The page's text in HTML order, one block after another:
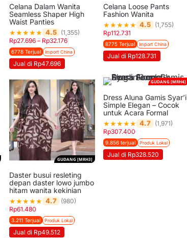
Celana Dalam Wanita
Seamless Shaper High
Waist Panties
★★★★★ 4.5 (1,355)
Rp27.696 – Rp32.176
6778 Terjual Import China
Jual di Rp47.696
Celana Loose Pants
Fashion Wanita
★★★★★ 4.5 (1,755)
Rp112.731
8775 Terjual Import China
Jual di Rp128.731
GUDANG [MRH3]
Daster busui resleting
depan daster lowo jumbo
hitam wanita kekinian
★★★★★ 4.7 (980)
Rp61.480
3.211 Terjual Produk Lokal
Jual di Rp49.512
GUDANG [MRH4]
Dress Aluna Gamis Syar’i
Simple Elegan – Cocok
untuk Acara Formal
★★★★★ 4.7 (1,971)
Rp307.400
9.856 terjual Produk Lokal
Jual di Rp328.520